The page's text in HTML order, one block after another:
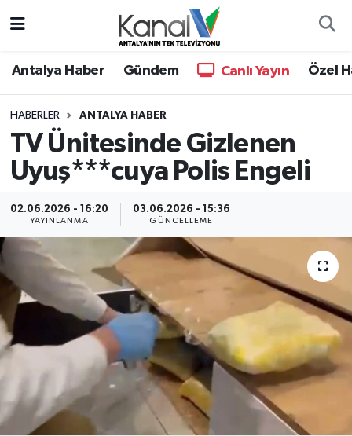
Antalya Haber Gündem Canlı Yayın Özel
HABERLER ANTALYA HABER
TV Ünitesinde Gizlenen
Uyuş***cuya Polis Engeli
02.06.2026 - 16:20
YAYINLANMA
03.06.2026 - 15:36
GÜNCELLEME
Antalya Haber
Dünya
Eğitim
Ekonomi
Gündem
Günün Manşetleri
Haber Kuşakları
Haberler
KANALV Spor
Hava Durumu
Trafik Durumu
Süper Lig Puan Durumu ve Fikstür
Tüm Manşetler
Son Dakika Haberleri
Haber Arşivi